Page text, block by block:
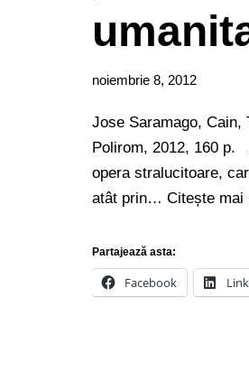
noiembrie 8, 2012
Jose Saramago, Cain,
Polirom, 2012, 160 p.
opera stralucitoare,
atât prin… Citește mai
Partajează asta:
Facebook